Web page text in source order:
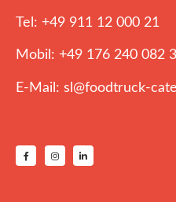
Tel: +49 911 12 000 21
Mobil: +49 176 240 082
E-Mail: sl@foodtruck-